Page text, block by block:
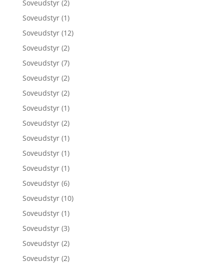
Soveudstyr (2)
Soveudstyr (1)
Soveudstyr (12)
Soveudstyr (2)
Soveudstyr (7)
Soveudstyr (2)
Soveudstyr (2)
Soveudstyr (1)
Soveudstyr (2)
Soveudstyr (1)
Soveudstyr (1)
Soveudstyr (1)
Soveudstyr (6)
Soveudstyr (10)
Soveudstyr (1)
Soveudstyr (3)
Soveudstyr (2)
Soveudstyr (2)